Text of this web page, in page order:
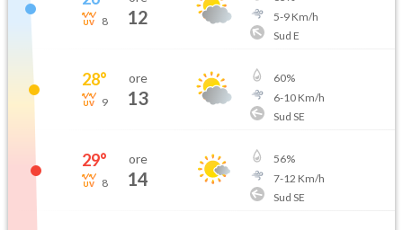
8 12
5-9Km/h
Sud E
28°
9
ore
13
60%
6-10Km/h
Sud SE
29°
8
ore
14
56%
7-12 Km/h
Sud SE